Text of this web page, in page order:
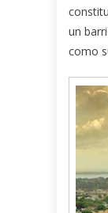
un
como